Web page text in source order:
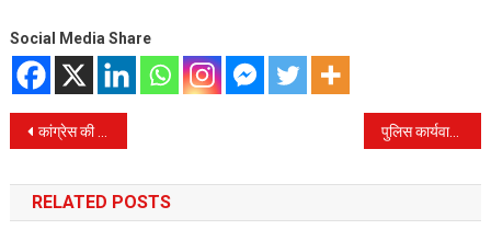
Social Media Share
Post
navigation
कांग्रेस की इस सरकार ने पुरानी पेंशन का दिया कर्मचारियों को तोहफा, उत्तराखंड में भी क्या जल्द मिलेगा तोहफा पुलिस कार्यवाही में पता चला की युवती गायब नहीं हुई थी बल्कि उसकी मां ने उसे 50 हजार रुपये में बेच दिया था।
RELATED POSTS